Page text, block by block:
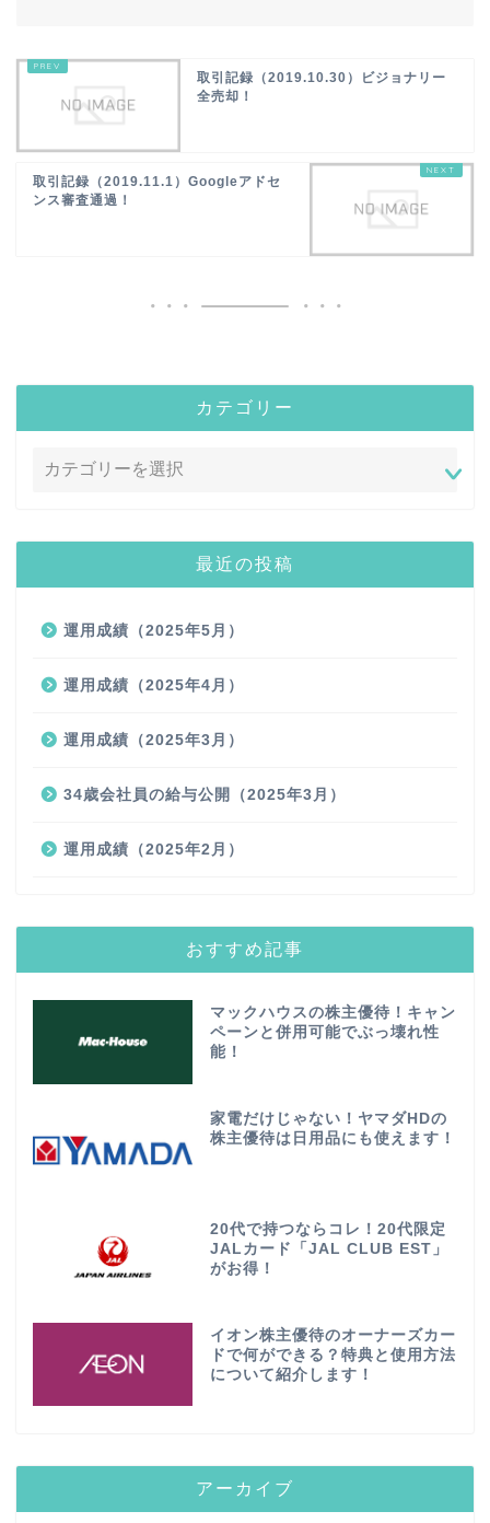
取引記録（2019.10.30）ビジョナリー
全売却！
取引記録（2019.11.1）Googleアドセ
ンス審査通過！
カテゴリー
最近の投稿
運用成績（2025年5月）
運用成績（2025年4月）
運用成績（2025年3月）
34歳会社員の給与公開（2025年3月）
運用成績（2025年2月）
おすすめ記事
マックハウスの株主優待！キャン
ペーンと併用可能でぶっ壊れ性
能！
家電だけじゃない！ヤマダHDの
株主優待は日用品にも使えます！
20代で持つならコレ！20代限定
JALカード「JAL CLUB EST」
がお得！
イオン株主優待のオーナーズカー
ドで何ができる？特典と使用方法
について紹介します！
アーカイブ